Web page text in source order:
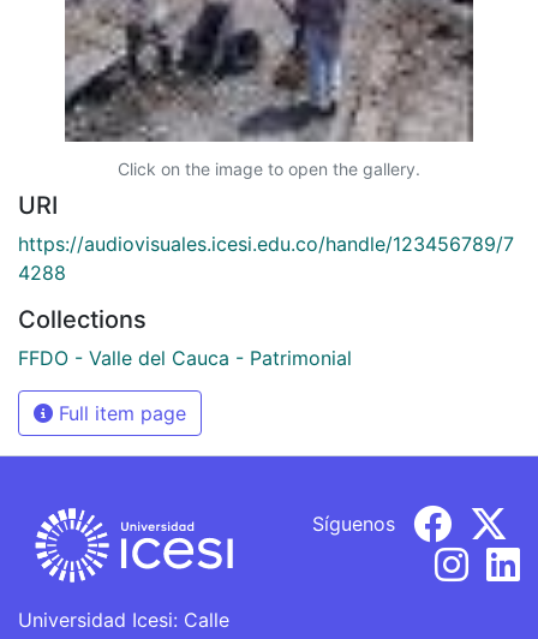
Click on the image to open the gallery.
URI
https://audiovisuales.icesi.edu.co/handle/123456789/7
4288
Collections
FFDO - Valle del Cauca - Patrimonial
Full item page
Universidad Icesi: Calle
Síguenos